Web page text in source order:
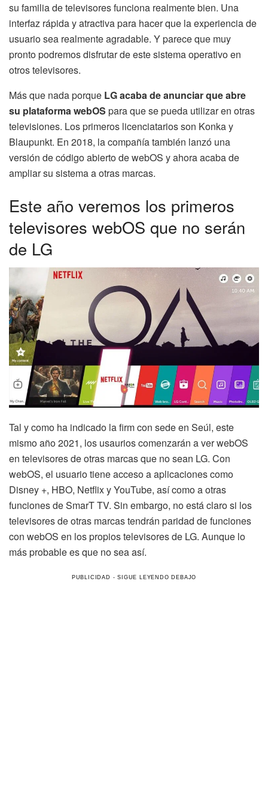
su familia de televisores funciona realmente bien. Una
interfaz rápida y atractiva para hacer que la experiencia de
usuario sea realmente agradable. Y parece que muy
pronto podremos disfrutar de este sistema operativo en
otros televisores.
Más que nada porque LG acaba de anunciar que abre
su plataforma webOS para que se pueda utilizar en otras
televisiones. Los primeros licenciatarios son Konka y
Blaupunkt. En 2018, la compañía también lanzó una
versión de código abierto de webOS y ahora acaba de
ampliar su sistema a otras marcas.
Este año veremos los primeros
televisores webOS que no serán
de LG
Tal y como ha indicado la firm con sede en Seúl, este
mismo año 2021, los usaurios comenzarán a ver webOS
en televisores de otras marcas que no sean LG. Con
webOS, el usuario tiene acceso a aplicaciones como
Disney +, HBO, Netflix y YouTube, así como a otras
funciones de SmarT TV. Sin embargo, no está claro si los
televisores de otras marcas tendrán paridad de funciones
con webOS en los propios televisores de LG. Aunque lo
más probable es que no sea así.